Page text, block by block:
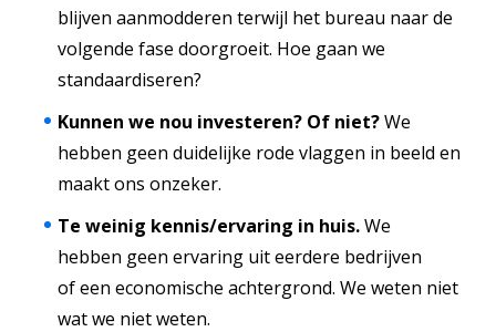
blijven aanmodderen terwijl het bureau naar de
volgende fase doorgroeit. Hoe gaan we
standaardiseren?
Kunnen we nou investeren? Of niet?We
hebben geen duidelijke rode vlaggen in beeld en
maakt ons onzeker.
Te weinig kennis/ervaring in huis.We
hebben geen ervaring uit eerdere bedrijven
of een economische achtergrond. We weten niet
wat we niet weten.